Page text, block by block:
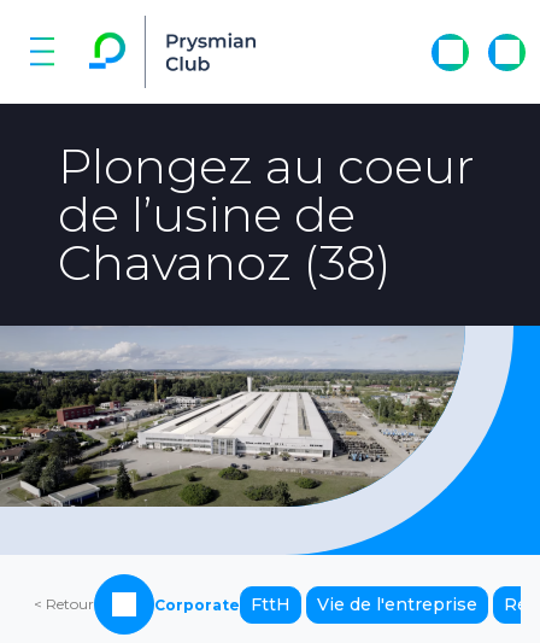
Plongez au coeur
de l’usine de
Chavanoz (38)
< Retour Corporate FttH Vie de l'entreprise